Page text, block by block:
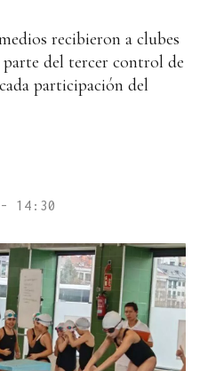
recibieron a clubes
del tercer control de
participación del
14:30